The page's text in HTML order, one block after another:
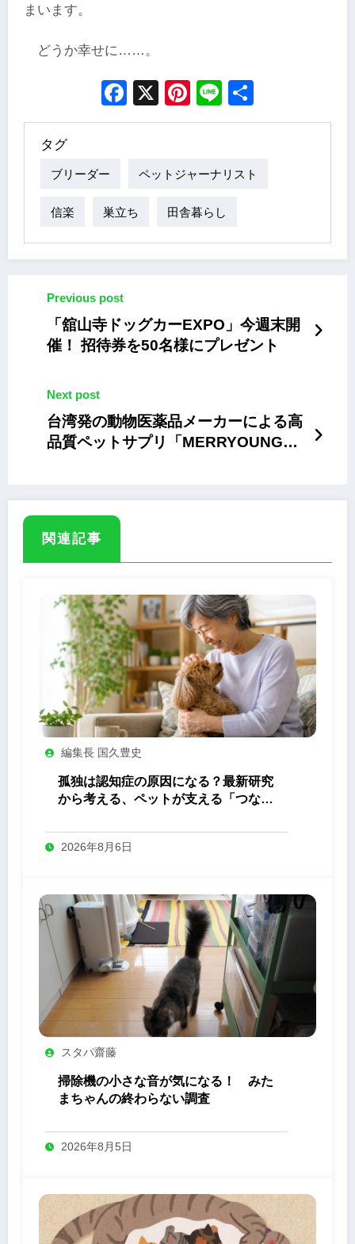
まいます。
どうか幸せに……。
Facebook
X Pinterest
Line
タグ
ブリーダー ペットジャーナリスト
信楽 巣立ち 田舎暮らし
Previous post
「舘山寺ドッグカーEXPO」今週末開
催！ 招待券を50名様にプレゼント
Next post
台湾発の動物医薬品メーカーによる高
品質ペットサプリ「MERRYOUNG」
関連記事
編集長 国久豊史
孤独は認知症の原因になる？最新研究
から考える、ペットが支える「つなが
2026年8月6日
スタパ齋藤
掃除機の小さな音が気になる！ みた
まちゃんの終わらない調査
2026年8月5日